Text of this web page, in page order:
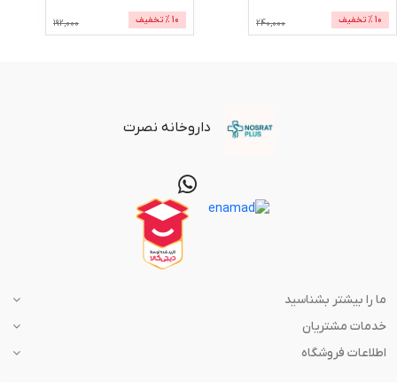
10 % تخفیف 240,000
10 % تخفیف 192,000
داروخانه نصرت
ما را بیشتر بشناسید
خدمات مشتریان
اطلاعات فروشگاه